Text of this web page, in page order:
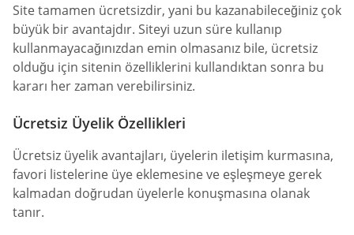
Site tamamen ücretsizdir, yani bu kazanabileceğiniz çok
büyük bir avantajdır. Siteyi uzun süre kullanıp
kullanmayacağınızdan emin olmasanız bile, ücretsiz
olduğu için sitenin özelliklerini kullandıktan sonra bu
kararı her zaman verebilirsiniz.
Ücretsiz Üyelik Özellikleri
Ücretsiz üyelik avantajları, üyelerin iletişim kurmasına,
favori listelerine üye eklemesine ve eşleşmeye gerek
kalmadan doğrudan üyelerle konuşmasına olanak
tanır.